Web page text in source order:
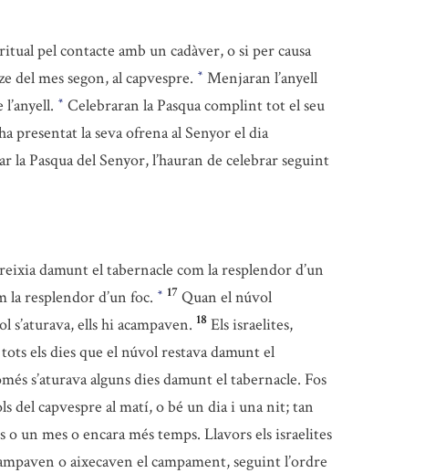
pel contacte amb un cadàver, o si per causa
del mes segon, al capvespre. * Menjaran l’anyell
* Celebraran la Pasqua complint tot el seu
presentat la seva ofrena al Senyor el dia
Pasqua del Senyor, l’hauran de celebrar seguint
damunt el tabernacle com la resplendor d’un
la resplendor d’un foc. * 17 Quan el núvol
ells hi acampaven. 18 Els israelites,
els dies que el núvol restava damunt el
s’aturava alguns dies damunt el tabernacle. Fos
del capvespre al matí, o bé un dia i una nit; tan
o un mes o encara més temps. Llavors els israelites
o aixecaven el campament, seguint l’ordre